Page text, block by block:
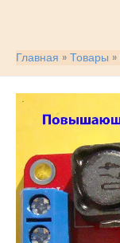
Главная Товары